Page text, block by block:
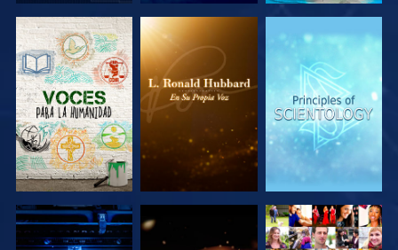
EXPLORA LAS
SERIES
EXPLORA LAS
SERIES
EXPLORA LAS
SERIES